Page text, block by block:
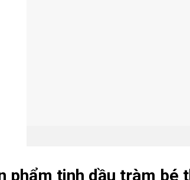
phẩm tinh dầu tràm bé